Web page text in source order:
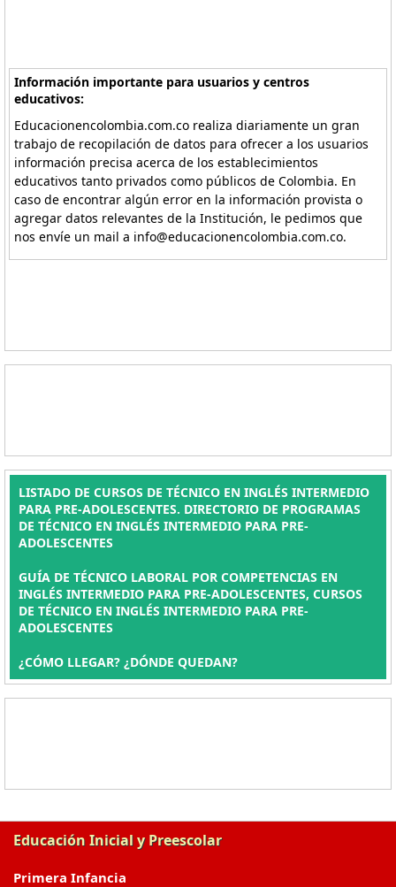
Información importante para usuarios y centros
educativos:
Educacionencolombia.com.co realiza diariamente un gran
trabajo de recopilación de datos para ofrecer a los usuarios
información precisa acerca de los establecimientos
educativos tanto privados como públicos de Colombia. En
caso de encontrar algún error en la información provista o
agregar datos relevantes de la Institución, le pedimos que
nos envíe un mail a info@educacionencolombia.com.co.
LISTADO DE CURSOS DE TÉCNICO EN INGLÉS INTERMEDIO
PARA PRE-ADOLESCENTES. DIRECTORIO DE PROGRAMAS
DE TÉCNICO EN INGLÉS INTERMEDIO PARA PRE-
ADOLESCENTES
GUÍA DE TÉCNICO LABORAL POR COMPETENCIAS EN
INGLÉS INTERMEDIO PARA PRE-ADOLESCENTES, CURSOS
DE TÉCNICO EN INGLÉS INTERMEDIO PARA PRE-
ADOLESCENTES
¿CÓMO LLEGAR? ¿DÓNDE QUEDAN?
Educación Inicial y Preescolar
Primera Infancia